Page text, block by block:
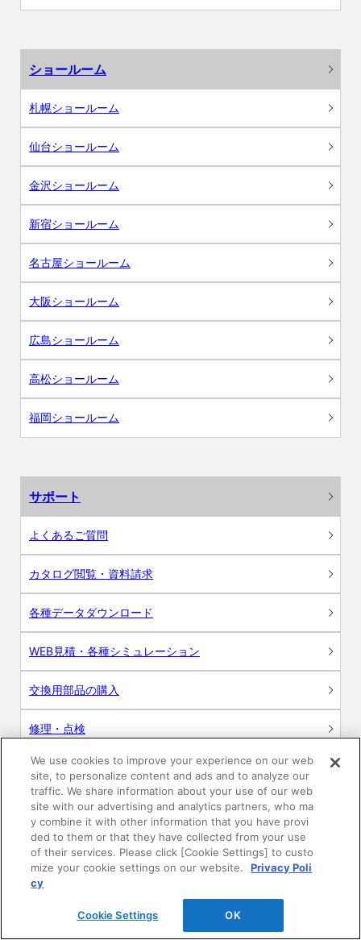
ショールーム
札幌ショールーム
仙台ショールーム
金沢ショールーム
新宿ショールーム
名古屋ショールーム
大阪ショールーム
広島ショールーム
高松ショールーム
福岡ショールーム
サポート
よくあるご質問
カタログ閲覧・資料請求
各種データダウンロード
WEB見積・各種シミュレーション
交換用部品の購入
修理・点検
お問い合わせ
ログイン
建築・設計関係者様向けサイト
ユーザー登録サービス
WEB見積システム
We use cookies to improve your experience on our web
site, to personalize content and ads and to analyze our
traffic. We share information about your use of our web
site with our advertising and analytics partners, who ma
y combine it with other information that you have provi
ded to them or that they have collected from your use
of their services. Please click [Cookie Settings] to custo
mize your cookie settings on our website.
Privacy Poli
cy
Cookie Settings OK